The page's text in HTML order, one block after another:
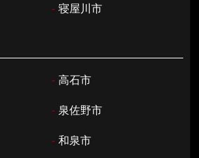
- 寝屋川市
- 高石市
- 泉佐野市
- 和泉市